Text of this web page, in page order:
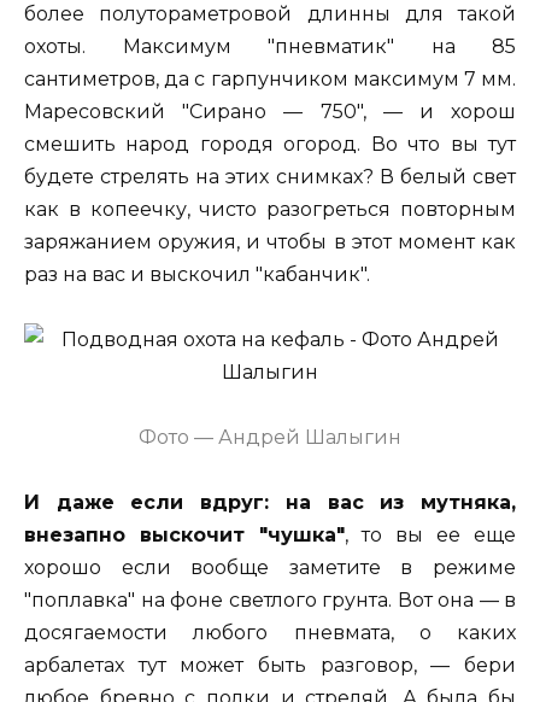
более полутораметровой длинны для такой
охоты. Максимум "пневматик" на 85
сантиметров, да с гарпунчиком максимум 7 мм.
Маресовский "Сирано — 750", — и хорош
смешить народ городя огород. Во что вы тут
будете стрелять на этих снимках? В белый свет
как в копеечку, чисто разогреться повторным
заряжанием оружия, и чтобы в этот момент как
раз на вас и выскочил "кабанчик".
Фото — Андрей Шалыгин
И даже если вдруг: на вас из мутняка,
внезапно выскочит "чушка", то вы ее еще
хорошо если вообще заметите в режиме
"поплавка" на фоне светлого грунта. Вот она — в
досягаемости любого пневмата, о каких
арбалетах тут может быть разговор, — бери